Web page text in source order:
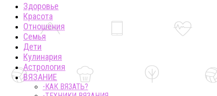
Здоровье
Красота
Отношения
Семья
Дети
Кулинария
Астрология
ВЯЗАНИЕ
-КАК ВЯЗАТЬ?